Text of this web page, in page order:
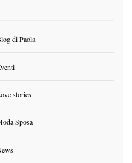
di Paola
stories
Sposa